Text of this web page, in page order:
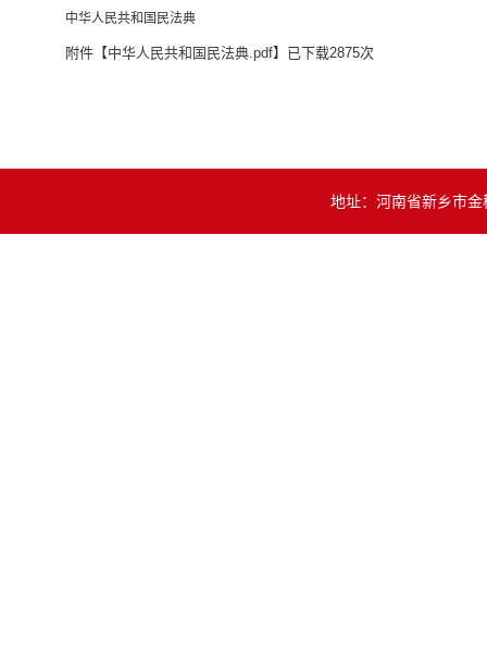
中华人民共和国民法典
附件【中华人民共和国民法典.pdf】已下载2875次
地址：河南省新乡